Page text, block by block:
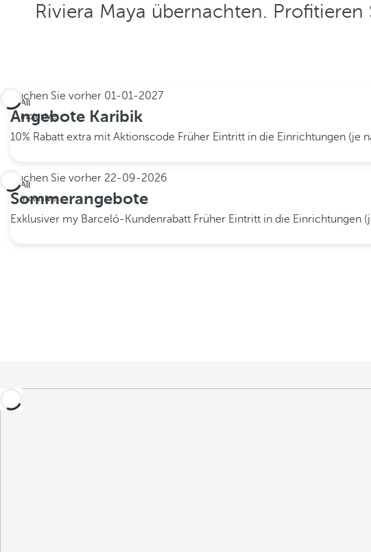
Riviera Maya übernachten.
All
inclusive
Buchen Sie vorher 01-01-2027
Angebote Karibik
10% Rabatt extra mit Aktionscode Früher Eintritt in die Einrichtungen (je
All
inclusive
Buchen Sie vorher 22-09-2026
Sommerangebote
Exklusiver my Barceló-Kundenrabatt Früher Eintritt in die Einrichtungen